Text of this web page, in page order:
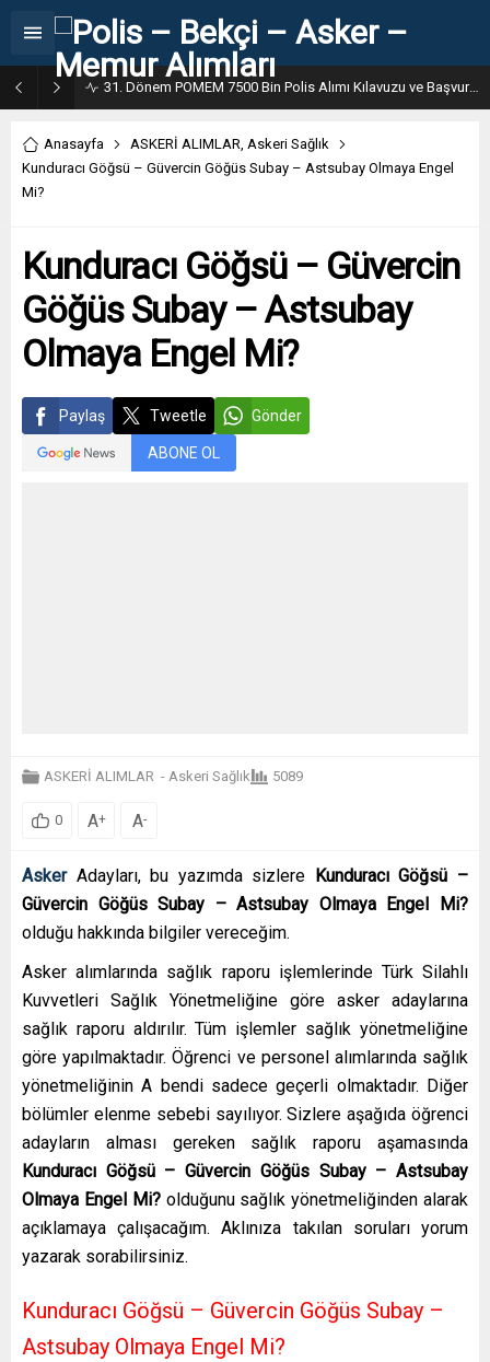
31. Dönem POMEM 7500 Bin Polis Alımı Kılavuzu ve Başvuru Ekranı
Anasayfa ASKERİ ALIMLAR, Askeri Sağlık
Kunduracı Göğsü – Güvercin Göğüs Subay – Astsubay Olmaya Engel
Mi?
Kunduracı Göğsü – Güvercin
Göğüs Subay – Astsubay
Olmaya Engel Mi?
Paylaş Tweetle Gönder
ABONE OL
ASKERİ ALIMLAR - Askeri Sağlık 5089
0 A+ A-
Asker Adayları, bu yazımda sizlere Kunduracı Göğsü –
Güvercin Göğüs Subay – Astsubay Olmaya Engel Mi?
olduğu hakkında bilgiler vereceğim.
Asker alımlarında sağlık raporu işlemlerinde Türk Silahlı
Kuvvetleri Sağlık Yönetmeliğine göre asker adaylarına
sağlık raporu aldırılır. Tüm işlemler sağlık yönetmeliğine
göre yapılmaktadır. Öğrenci ve personel alımlarında sağlık
yönetmeliğinin A bendi sadece geçerli olmaktadır. Diğer
bölümler elenme sebebi sayılıyor. Sizlere aşağıda öğrenci
adayların alması gereken sağlık raporu aşamasında
Kunduracı Göğsü – Güvercin Göğüs Subay – Astsubay
Olmaya Engel Mi? olduğunu sağlık yönetmeliğinden alarak
açıklamaya çalışacağım. Aklınıza takılan soruları yorum
yazarak sorabilirsiniz.
Kunduracı Göğsü – Güvercin Göğüs Subay –
Astsubay Olmaya Engel Mi?